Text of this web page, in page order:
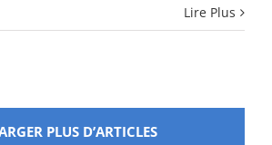
Lire Plus
PLUS D’ARTICLES